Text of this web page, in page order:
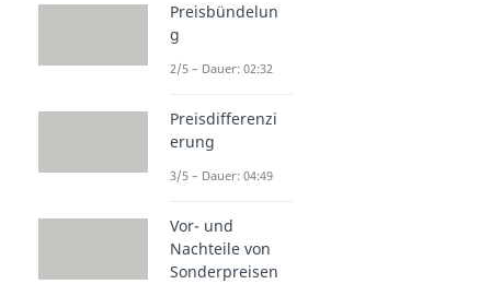
Preisbündelun
g
2/5 – Dauer: 02:32
Preisdifferenzi
erung
3/5 – Dauer: 04:49
Vor- und
Nachteile von
Sonderpreisen